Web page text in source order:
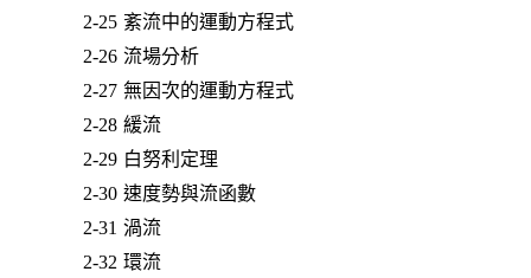
2-25 紊流中的運動方程式
2-26 流場分析
2-27 無因次的運動方程式
2-28 緩流
2-29 白努利定理
2-30 速度勢與流函數
2-31 渦流
2-32 環流